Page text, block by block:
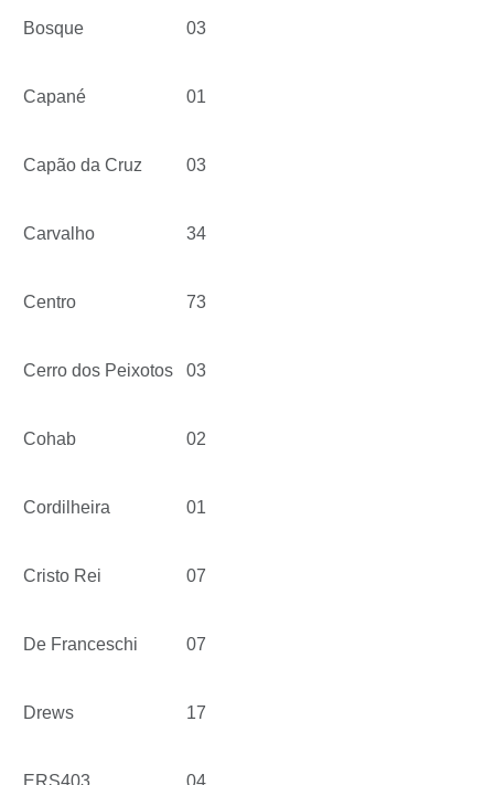
Bosque 03
Capané 01
Capão da Cruz 03
Carvalho 34
Centro 73
Cerro dos Peixotos 03
Cohab 02
Cordilheira 01
Cristo Rei 07
De Franceschi 07
Drews 17